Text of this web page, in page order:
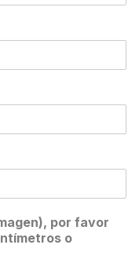
por favor
o